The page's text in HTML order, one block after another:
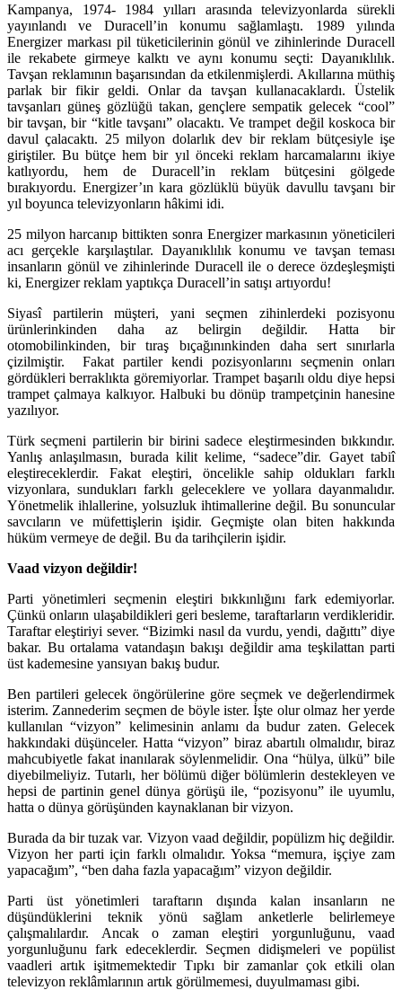
Kampanya, 1974- 1984 yılları arasında televizyonlarda sürekli
yayınlandı ve Duracell’in konumu sağlamlaştı. 1989 yılında
Energizer markası pil tüketicilerinin gönül ve zihinlerinde Duracell
ile rekabete girmeye kalktı ve aynı konumu seçti: Dayanıklılık.
Tavşan reklamının başarısından da etkilenmişlerdi. Akıllarına müthiş
parlak bir fikir geldi. Onlar da tavşan kullanacaklardı. Üstelik
tavşanları güneş gözlüğü takan, gençlere sempatik gelecek “cool”
bir tavşan, bir “kitle tavşanı” olacaktı. Ve trampet değil koskoca bir
davul çalacaktı. 25 milyon dolarlık dev bir reklam bütçesiyle işe
giriştiler. Bu bütçe hem bir yıl önceki reklam harcamalarını ikiye
katlıyordu, hem de Duracell’in reklam bütçesini gölgede
bırakıyordu. Energizer’ın kara gözlüklü büyük davullu tavşanı bir
yıl boyunca televizyonların hâkimi idi.
25 milyon harcanıp bittikten sonra Energizer markasının yöneticileri
acı gerçekle karşılaştılar. Dayanıklılık konumu ve tavşan teması
insanların gönül ve zihinlerinde Duracell ile o derece özdeşleşmişti
ki, Energizer reklam yaptıkça Duracell’in satışı artıyordu!
Siyasî partilerin müşteri, yani seçmen zihinlerdeki pozisyonu
ürünlerinkinden daha az belirgin değildir. Hatta bir
otomobilinkinden, bir tıraş bıçağınınkinden daha sert sınırlarla
çizilmiştir. Fakat partiler kendi pozisyonlarını seçmenin onları
gördükleri berraklıkta göremiyorlar. Trampet başarılı oldu diye hepsi
trampet çalmaya kalkıyor. Halbuki bu dönüp trampetçinin hanesine
yazılıyor.
Türk seçmeni partilerin bir birini sadece eleştirmesinden bıkkındır.
Yanlış anlaşılmasın, burada kilit kelime, “sadece”dir. Gayet tabiî
eleştireceklerdir. Fakat eleştiri, öncelikle sahip oldukları farklı
vizyonlara, sundukları farklı geleceklere ve yollara dayanmalıdır.
Yönetmelik ihlallerine, yolsuzluk ihtimallerine değil. Bu sonuncular
savcıların ve müfettişlerin işidir. Geçmişte olan biten hakkında
hüküm vermeye de değil. Bu da tarihçilerin işidir.
Vaad vizyon değildir!
Parti yönetimleri seçmenin eleştiri bıkkınlığını fark edemiyorlar.
Çünkü onların ulaşabildikleri geri besleme, taraftarların verdikleridir.
Taraftar eleştiriyi sever. “Bizimki nasıl da vurdu, yendi, dağıttı” diye
bakar. Bu ortalama vatandaşın bakışı değildir ama teşkilattan parti
üst kademesine yansıyan bakış budur.
Ben partileri gelecek öngörülerine göre seçmek ve değerlendirmek
isterim. Zannederim seçmen de böyle ister. İşte olur olmaz her yerde
kullanılan “vizyon” kelimesinin anlamı da budur zaten. Gelecek
hakkındaki düşünceler. Hatta “vizyon” biraz abartılı olmalıdır, biraz
mahcubiyetle fakat inanılarak söylenmelidir. Ona “hülya, ülkü” bile
diyebilmeliyiz. Tutarlı, her bölümü diğer bölümlerin destekleyen ve
hepsi de partinin genel dünya görüşü ile, “pozisyonu” ile uyumlu,
hatta o dünya görüşünden kaynaklanan bir vizyon.
Burada da bir tuzak var. Vizyon vaad değildir, popülizm hiç değildir.
Vizyon her parti için farklı olmalıdır. Yoksa “memura, işçiye zam
yapacağım”, “ben daha fazla yapacağım” vizyon değildir.
Parti üst yönetimleri taraftarın dışında kalan insanların ne
düşündüklerini teknik yönü sağlam anketlerle belirlemeye
çalışmalılardır. Ancak o zaman eleştiri yorgunluğunu, vaad
yorgunluğunu fark edeceklerdir. Seçmen didişmeleri ve popülist
vaadleri artık işitmemektedir Tıpkı bir zamanlar çok etkili olan
televizyon reklâmlarının artık görülmemesi, duyulmaması gibi.